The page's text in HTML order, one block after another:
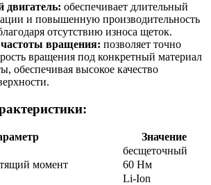
обеспечивает длительный
и повышенную производительность
отсутствию износа щеток.
вращения: позволяет точно
вращения под конкретный материал
обеспечивая высокое качество
Значение
бесщеточный
момент
60 Нм
Li-Ion